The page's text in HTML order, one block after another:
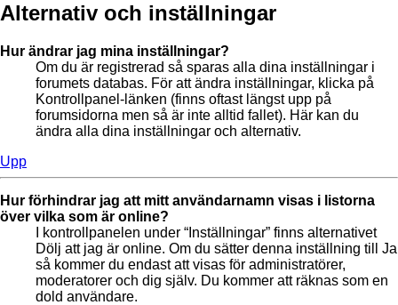
Alternativ och inställningar
Hur ändrar jag mina inställningar?
Om du är registrerad så sparas alla dina inställningar i
forumets databas. För att ändra inställningar, klicka på
Kontrollpanel-länken (finns oftast längst upp på
forumsidorna men så är inte alltid fallet). Här kan du
ändra alla dina inställningar och alternativ.
Upp
Hur förhindrar jag att mitt användarnamn visas i listorna
över vilka som är online?
I kontrollpanelen under “Inställningar” finns alternativet
Dölj att jag är online. Om du sätter denna inställning till Ja
så kommer du endast att visas för administratörer,
moderatorer och dig själv. Du kommer att räknas som en
dold användare.